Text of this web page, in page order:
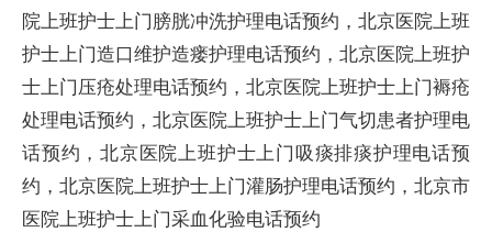
院上班护士上门膀胱冲洗护理电话预约，北京医院上班
护士上门造口维护造瘘护理电话预约，北京医院上班护
士上门压疮处理电话预约，北京医院上班护士上门褥疮
处理电话预约，北京医院上班护士上门气切患者护理电
话预约，北京医院上班护士上门吸痰排痰护理电话预
约，北京医院上班护士上门灌肠护理电话预约，北京市
医院上班护士上门采血化验电话预约